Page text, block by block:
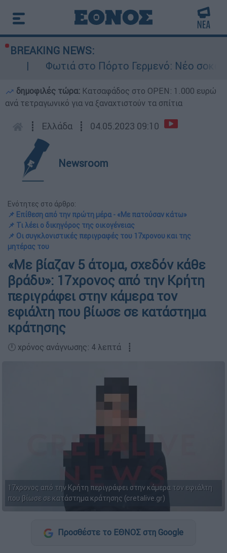
BREAKING NEWS:
Φωτιά στο Πόρτο Γερμενό: Νέο
δημοφιλές τώρα: Κατσαφάδος στο OPEN: 1.000 ευρώ
ανά τετραγωνικό για να ξαναχτιστούν τα σπίτια
┋ Ελλάδα ┋ 04.05.2023 09:10
Newsroom
Ενότητες στο άρθρο:
📌 Επίθεση από την πρώτη μέρα - «Με πατούσαν κάτω»
📌 Τι λέει ο δικηγόρος της οικογένειας
📌 Οι συγκλονιστικές περιγραφές του 17χρονου και της
μητέρας του
«Με βίαζαν 5 άτομα, σχεδόν κάθε
βράδυ»: 17χρονος από την Κρήτη
περιγράφει στην κάμερα τον
εφιάλτη που βίωσε σε κατάστημα
κράτησης
🕛 χρόνος ανάγνωσης: 4 λεπτά ┋
17χρονος από την Κρήτη περιγράφει στην κάμερα τον εφιάλτη
που βίωσε σε κατάστημα κράτησης (cretalive.gr)
Προσθέστε το ΕΘΝΟΣ στη Google